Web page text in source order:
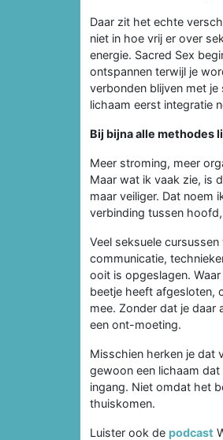
Daar zit het echte
niet in hoe vrij er over
energie. Sacred Sex
ontspannen terwijl je
verbonden blijven met
lichaam eerst integratie
Bij bijna alle methodes
Meer stroming, meer
Maar wat ik vaak zie, is
maar veiliger. Dat noem
verbinding tussen
Veel seksuele
communicatie,
ooit is opgeslagen.
beetje heeft afgesloten,
mee. Zonder dat je daar
een ont-moeting.
Misschien herken je dat
gewoon een lichaam
ingang. Niet omdat het
thuiskomen.
Luister ook de podcast